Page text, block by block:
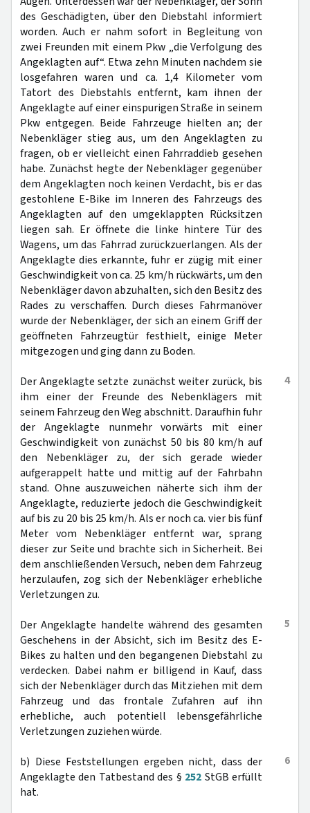
des Geschädigten, über den Diebstahl informiert
worden. Auch er nahm sofort in Begleitung von
zwei Freunden mit einem Pkw „die Verfolgung des
Angeklagten auf“. Etwa zehn Minuten nachdem sie
losgefahren waren und ca. 1,4 Kilometer vom
Tatort des Diebstahls entfernt, kam ihnen der
Angeklagte auf einer einspurigen Straße in seinem
Pkw entgegen. Beide Fahrzeuge hielten an; der
Nebenkläger stieg aus, um den Angeklagten zu
fragen, ob er vielleicht einen Fahrraddieb gesehen
habe. Zunächst hegte der Nebenkläger gegenüber
dem Angeklagten noch keinen Verdacht, bis er das
gestohlene E-Bike im Inneren des Fahrzeugs des
Angeklagten auf den umgeklappten Rücksitzen
liegen sah. Er öffnete die linke hintere Tür des
Wagens, um das Fahrrad zurückzuerlangen. Als der
Angeklagte dies erkannte, fuhr er zügig mit einer
Geschwindigkeit von ca. 25 km/h rückwärts, um den
Nebenkläger davon abzuhalten, sich den Besitz des
Rades zu verschaffen. Durch dieses Fahrmanöver
wurde der Nebenkläger, der sich an einem Griff der
geöffneten Fahrzeugtür festhielt, einige Meter
mitgezogen und ging dann zu Boden.
4
Der Angeklagte setzte zunächst weiter zurück, bis
ihm einer der Freunde des Nebenklägers mit
seinem Fahrzeug den Weg abschnitt. Daraufhin fuhr
der Angeklagte nunmehr vorwärts mit einer
Geschwindigkeit von zunächst 50 bis 80 km/h auf
den Nebenkläger zu, der sich gerade wieder
aufgerappelt hatte und mittig auf der Fahrbahn
stand. Ohne auszuweichen näherte sich ihm der
Angeklagte, reduzierte jedoch die Geschwindigkeit
auf bis zu 20 bis 25 km/h. Als er noch ca. vier bis fünf
Meter vom Nebenkläger entfernt war, sprang
dieser zur Seite und brachte sich in Sicherheit. Bei
dem anschließenden Versuch, neben dem Fahrzeug
herzulaufen, zog sich der Nebenkläger erhebliche
Verletzungen zu.
5
Der Angeklagte handelte während des gesamten
Geschehens in der Absicht, sich im Besitz des E-
Bikes zu halten und den begangenen Diebstahl zu
verdecken. Dabei nahm er billigend in Kauf, dass
sich der Nebenkläger durch das Mitziehen mit dem
Fahrzeug und das frontale Zufahren auf ihn
erhebliche, auch potentiell lebensgefährliche
Verletzungen zuziehen würde.
6
b) Diese Feststellungen ergeben nicht, dass der
Angeklagte den Tatbestand des § 252 StGB erfüllt
hat.